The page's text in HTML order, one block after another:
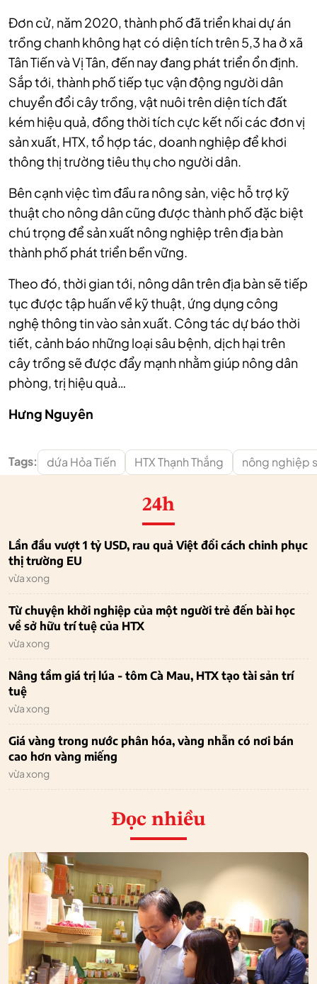
Đơn cử, năm 2020, thành phố đã triển khai dự án
trồng chanh không hạt có diện tích trên 5,3 ha ở xã
Tân Tiến và Vị Tân, đến nay đang phát triển ổn định.
Sắp tới, thành phố tiếp tục vận động người dân
chuyển đổi cây trồng, vật nuôi trên diện tích đất
kém hiệu quả, đồng thời tích cực kết nối các đơn vị
sản xuất, HTX, tổ hợp tác, doanh nghiệp để khơi
thông thị trường tiêu thụ cho người dân.
Bên cạnh việc tìm đầu ra nông sản, việc hỗ trợ kỹ
thuật cho nông dân cũng được thành phố đặc biệt
chú trọng để sản xuất nông nghiệp trên địa bàn
thành phố phát triển bền vững.
Theo đó, thời gian tới, nông dân trên địa bàn sẽ tiếp
tục được tập huấn về kỹ thuật, ứng dụng công
nghệ thông tin vào sản xuất. Công tác dự báo thời
tiết, cảnh báo những loại sâu bệnh, dịch hại trên
cây trồng sẽ được đẩy mạnh nhằm giúp nông dân
phòng, trị hiệu quả…
Hưng Nguyên
Tags: dứa Hỏa Tiến HTX Thạnh Thắng nông nghiệp
24h
Lần đầu vượt 1 tỷ USD, rau quả Việt đổi cách chinh phục
thị trường EU
vừa xong
Từ chuyện khởi nghiệp của một người trẻ đến bài học
về sở hữu trí tuệ của HTX
vừa xong
Nâng tầm giá trị lúa - tôm Cà Mau, HTX tạo tài sản trí
tuệ
vừa xong
Giá vàng trong nước phân hóa, vàng nhẫn có nơi bán
cao hơn vàng miếng
vừa xong
Đọc nhiều